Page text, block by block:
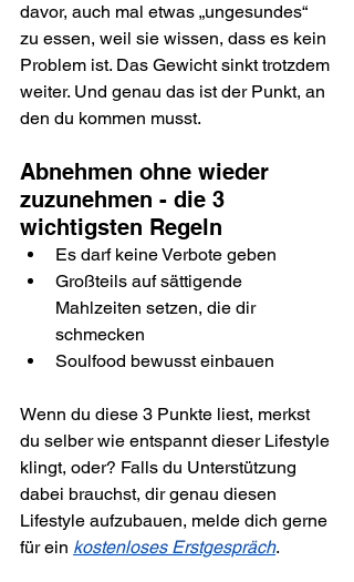
davor, auch mal etwas „ungesundes“
zu essen, weil sie wissen, dass es kein
Problem ist. Das Gewicht sinkt trotzdem
weiter. Und genau das ist der Punkt, an
den du kommen musst.
Abnehmen ohne wieder
zuzunehmen - die 3
wichtigsten Regeln
Es darf keine Verbote geben
Großteils auf sättigende
Mahlzeiten setzen, die dir
schmecken
Soulfood bewusst einbauen
Wenn du diese 3 Punkte liest, merkst
du selber wie entspannt dieser Lifestyle
klingt, oder? Falls du Unterstützung
dabei brauchst, dir genau diesen
Lifestyle aufzubauen, melde dich gerne
für ein kostenloses Erstgespräch.